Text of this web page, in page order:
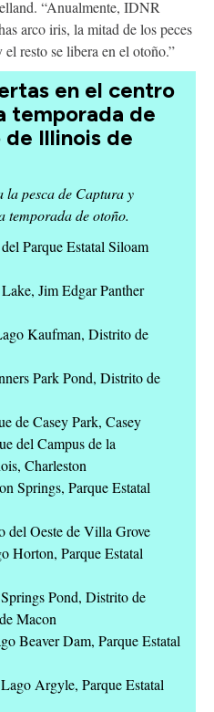
“Anualmente, IDNR
arco iris, la mitad de los peces
resto se libera en el otoño.”
en el centro
temporada de
Illinois de
pesca de Captura y
temporada de otoño.
Parque Estatal Siloam
Jim Edgar Panther
Kaufman, Distrito de
Park Pond, Distrito de
de Casey Park, Casey
del Campus de la
Charleston
Springs, Parque Estatal
del Oeste de Villa Grove
Horton, Parque Estatal
Pond, Distrito de
Macon
Beaver Dam, Parque Estatal
Argyle, Parque Estatal